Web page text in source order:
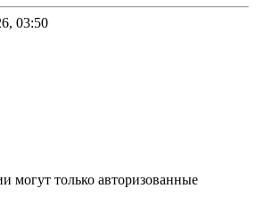
03:50
могут только авторизованные